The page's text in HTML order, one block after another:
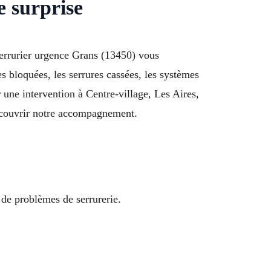
surprise
urgence Grans (13450) vous
les serrures cassées, les systèmes
intervention à Centre-village, Les Aires,
notre accompagnement.
problèmes de serrurerie.